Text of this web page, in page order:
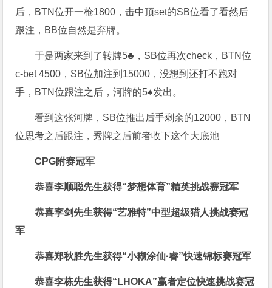
后，BTN位开一枪1800，击中顶set的SB位看了看然后
跟注，BB位自然是弃牌。
于是两家来到了转牌5♣，SB位再次check，BTN位
c-bet 4500，SB位加注到15000，没想到还打不跑对
手，BTN位跟注之后，河牌的5♠发出。
看到这张河牌，SB位推出后手剩余的12000，BTN
位思考之后跟注，秀牌之后前者收下这个大底池
CPG附赛冠军
恭喜李顺聪先生获得“梦想体育”精英挑战赛冠军
恭喜李剑先生获得“艺雅特”中型超级猎人挑战赛冠
军
恭喜郑秋胜先生获得“小糊涂仙·睿”快速锦标赛冠军
恭喜李栋先生获得“LHOKA”赢者定位快速挑战赛冠